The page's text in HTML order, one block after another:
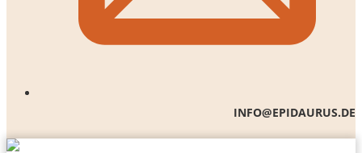
INFO@EPIDAURUS.DE